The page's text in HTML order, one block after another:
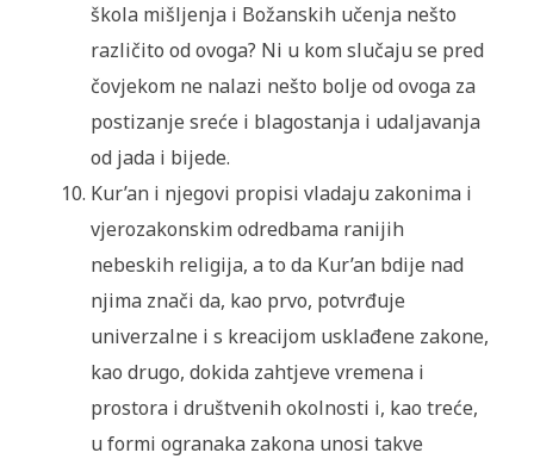
škola mišljenja i Božanskih učenja nešto
različito od ovoga? Ni u kom slučaju se pred
čovjekom ne nalazi nešto bolje od ovoga za
postizanje sreće i blagostanja i udaljavanja
od jada i bijede.
Kur’an i njegovi propisi vladaju zakonima i
vjerozakonskim odredbama ranijih
nebeskih religija, a to da Kur’an bdije nad
njima znači da, kao prvo, potvrđuje
univerzalne i s kreacijom usklađene zakone,
kao drugo, dokida zahtjeve vremena i
prostora i društvenih okolnosti i, kao treće,
u formi ogranaka zakona unosi takve